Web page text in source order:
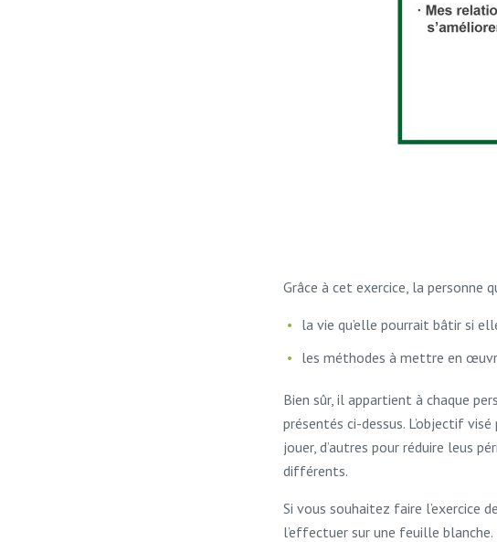
Grâce à cet exercice, la personne
la vie qu’elle pourrait bâtir si
les méthodes à mettre en
Bien sûr, il appartient à chaque
présentés ci-dessus. L’objectif
jouer, d’autres pour réduire leus
différents.
Si vous souhaitez faire l’exercice
l’effectuer sur une feuille blanche.